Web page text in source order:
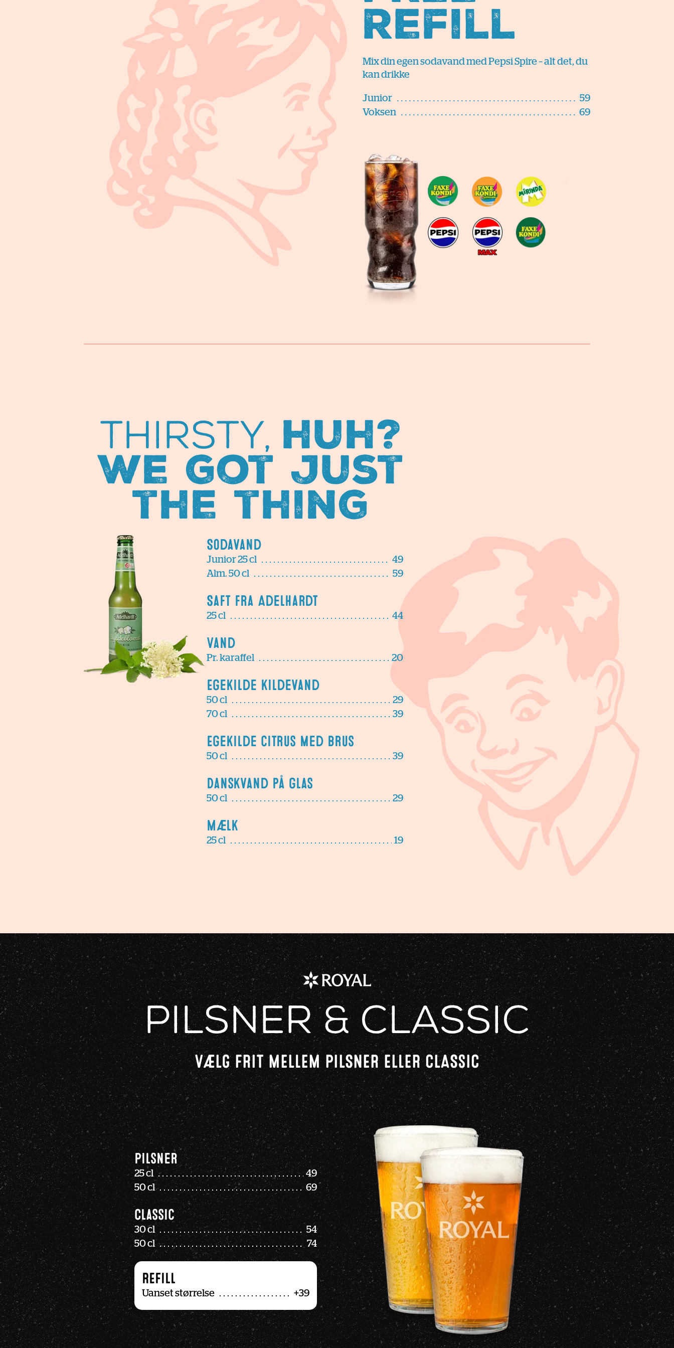
Refill
Mix din egen sodavand med Pepsi Spire – alt det, du
kan drikke
Junior
59
Voksen
69
Thirsty, huh?
We got just
the thing
Sodavand
Junior 25 cl
49
Alm. 50 cl
59
Saft fra Adelhardt
25 cl 44
Vand
Pr. karaffel 20
Egekilde kildevand
50 cl
29
70 cl
39
Egekilde citrus med brus
50 cl 39
Danskvand på glas
50 cl 29
Mælk
25 cl 19
Pilsner & Classic
VÆLG FRIT MELLEM PILSNER ELLER CLASSIC
Pilsner
25 cl
49
50 cl
69
Classic
30 cl
54
50 cl
74
REFILL
Uanset størrelse +39